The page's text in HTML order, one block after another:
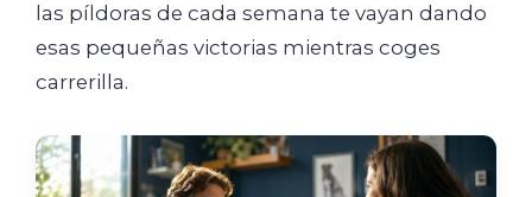
las píldoras de cada semana te vayan dando
esas pequeñas victorias mientras coges
carrerilla.